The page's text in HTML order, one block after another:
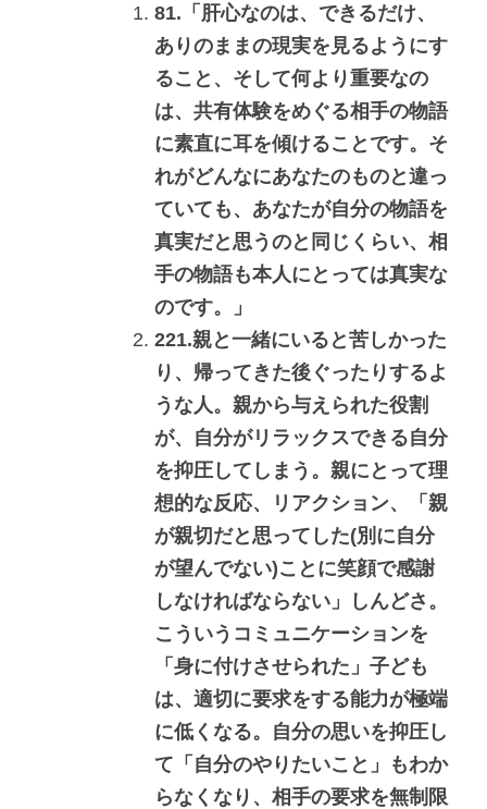
81.「肝心なのは、できるだけ、
ありのままの現実を見るようにす
ること、そして何より重要なの
は、共有体験をめぐる相手の物語
に素直に耳を傾けることです。そ
れがどんなにあなたのものと違っ
ていても、あなたが自分の物語を
真実だと思うのと同じくらい、相
手の物語も本人にとっては真実な
のです。」
221.親と一緒にいると苦しかった
り、帰ってきた後ぐったりするよ
うな人。親から与えられた役割
が、自分がリラックスできる自分
を抑圧してしまう。親にとって理
想的な反応、リアクション、「親
が親切だと思ってした(別に自分
が望んでない)ことに笑顔で感謝
しなければならない」しんどさ。
こういうコミュニケーションを
「身に付けさせられた」子ども
は、適切に要求をする能力が極端
に低くなる。自分の思いを抑圧し
て「自分のやりたいこと」もわか
らなくなり、相手の要求を無制限